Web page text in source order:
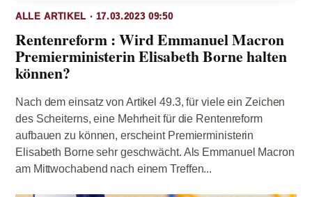
ALLE ARTIKEL · 17.03.2023 09:50
Rentenreform : Wird Emmanuel Macron
Premierministerin Elisabeth Borne halten
können?
Nach dem einsatz von Artikel 49.3, für viele ein Zeichen
des Scheiterns, eine Mehrheit für die Rentenreform
aufbauen zu können, erscheint Premierministerin
Elisabeth Borne sehr geschwächt. Als Emmanuel Macron
am Mittwochabend nach einem Treffen...